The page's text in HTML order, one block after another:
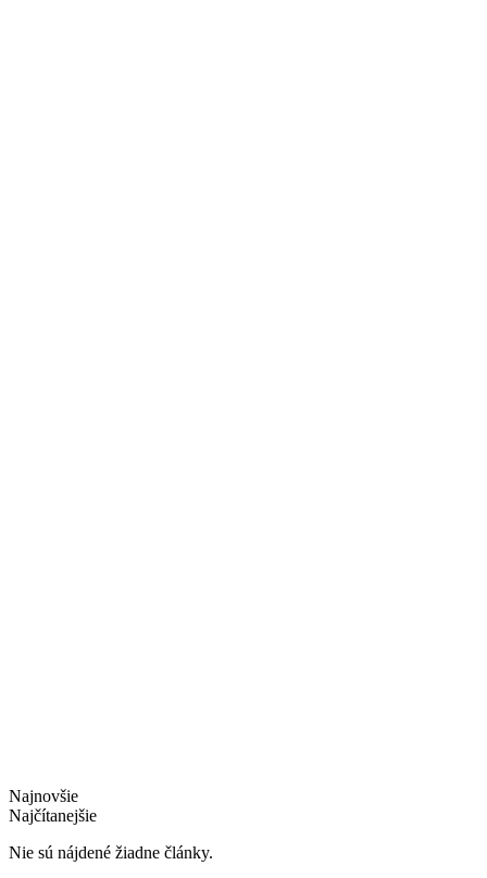
Najnovšie
Najčítanejšie
Nie sú nájdené žiadne články.